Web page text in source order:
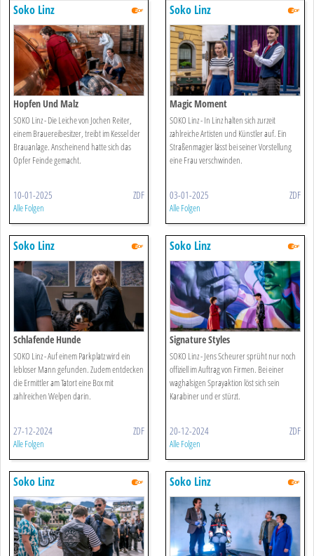
Soko Linz
Hopfen Und Malz
SOKO Linz - Die Leiche von Jochen Reiter,
einem Brauereibesitzer, treibt im Kessel der
Brauanlage. Anscheinend hatte sich das
Opfer Feinde gemacht.
10-01-2025 ZDF
Alle Folgen
Soko Linz
Magic Moment
SOKO Linz - In Linz halten sich zurzeit
zahlreiche Artisten und Künstler auf. Ein
Straßenmagier lässt bei seiner Vorstellung
eine Frau verschwinden.
03-01-2025 ZDF
Alle Folgen
Soko Linz
Schlafende Hunde
SOKO Linz - Auf einem Parkplatz wird ein
lebloser Mann gefunden. Zudem entdecken
die Ermittler am Tatort eine Box mit
zahlreichen Welpen darin.
27-12-2024 ZDF
Alle Folgen
Soko Linz
Signature Styles
SOKO Linz - Jens Scheurer sprüht nur noch
offiziell im Auftrag von Firmen. Bei einer
waghalsigen Sprayaktion löst sich sein
Karabiner und er stürzt.
20-12-2024 ZDF
Alle Folgen
Soko Linz Soko Linz